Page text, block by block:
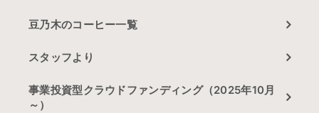
豆乃木のコーヒー一覧
スタッフより
事業投資型クラウドファンディング（2025年10月
～）